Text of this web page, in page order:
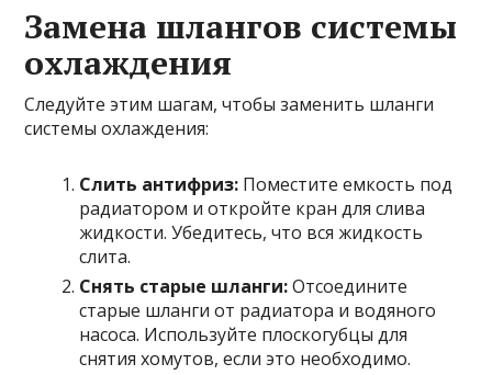
Замена шлангов системы
охлаждения
Следуйте этим шагам, чтобы заменить шланги
системы охлаждения:
Слить антифриз: Поместите емкость под
радиатором и откройте кран для слива
жидкости. Убедитесь, что вся жидкость
слита.
Снять старые шланги:Отсоедините
старые шланги от радиатора и водяного
насоса. Используйте плоскогубцы для
снятия хомутов, если это необходимо.